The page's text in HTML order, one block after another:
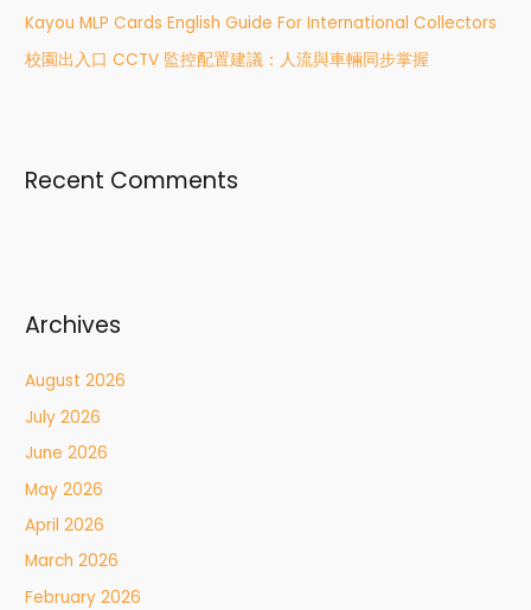
:Kayou MLP Cards English Guide For International Collectors
校園出入口 CCTV 監控配置建議：人流與車輛同步掌握
Recent Comments
Archives
August 2026
July 2026
June 2026
May 2026
April 2026
March 2026
February 2026